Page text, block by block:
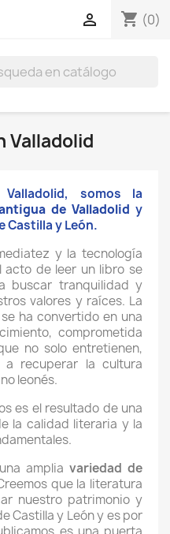
shopping_cart (0)

Valladolid
somos la
de Valladolid y
Castilla y León.
y la tecnología
acto de leer un libro se
buscar tranquilidad y
valores y raíces. La
ha convertido en una
comprometida
no solo entretienen,
recuperar la cultura
leonés.
es el resultado de una
la calidad literaria y la
amplia variedad de
que la literatura
nuestro patrimonio y
Castilla y León y es por